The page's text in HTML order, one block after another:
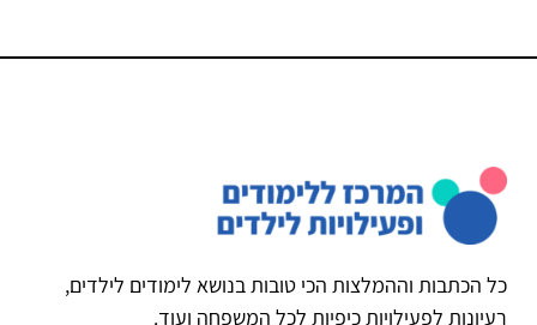
כל הכתבות וההמלצות הכי טובות בנושא לימודים לילדים,
רעיונות לפעילויות כיפיות לכל המשפחה ועוד.